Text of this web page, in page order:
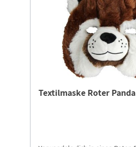
Textilmaske Roter Panda